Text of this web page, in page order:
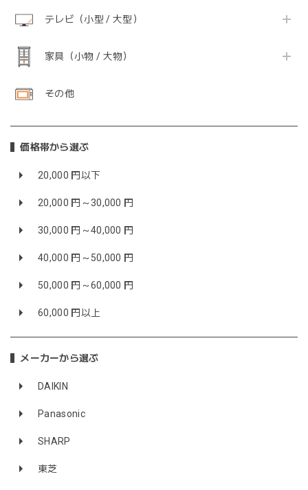
テレビ（小型 / 大型）
家具（小物 / 大物）
その他
価格帯から選ぶ
20,000 円以下
20,000 円～30,000 円
30,000 円～40,000 円
40,000 円～50,000 円
50,000 円～60,000 円
60,000 円以上
メーカーから選ぶ
DAIKIN
Panasonic
SHARP
東芝